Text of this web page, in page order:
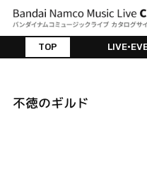
TOP
不徳のギルド